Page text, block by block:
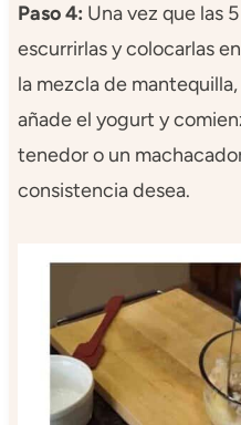
Paso 4: Una vez que las
escurrirlas y colocarlas
la mezcla de
añade el yogurt y
tenedor o un
consistencia desea.